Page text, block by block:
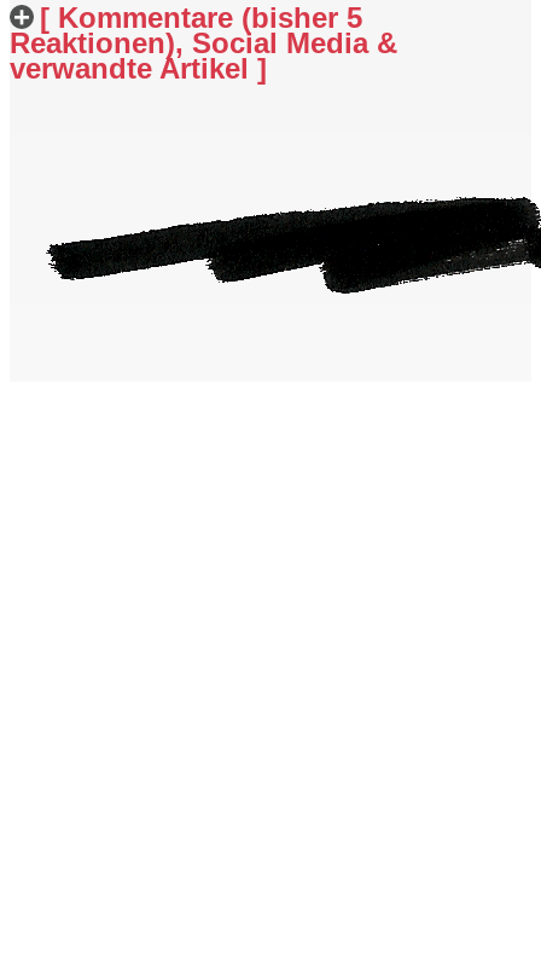
[ Kommentare (bisher 5
Reaktionen), Social Media &
verwandte Artikel ]